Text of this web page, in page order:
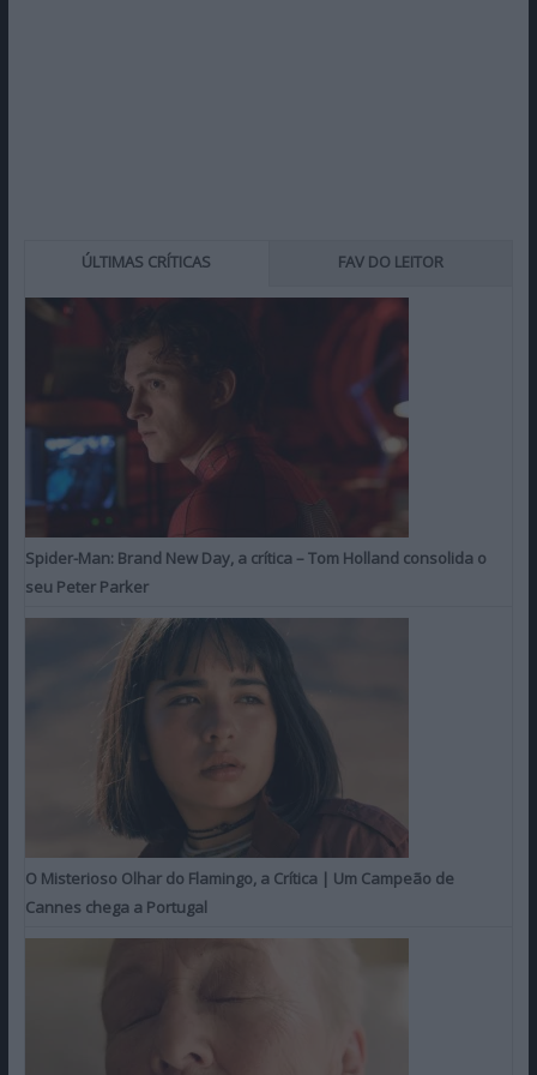
ÚLTIMAS CRÍTICAS FAV DO LEITOR
Spider-Man: Brand New Day, a crítica – Tom Holland consolida o
seu Peter Parker
O Misterioso Olhar do Flamingo, a Crítica | Um Campeão de
Cannes chega a Portugal